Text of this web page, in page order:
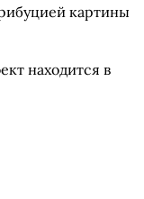
картины
находится в